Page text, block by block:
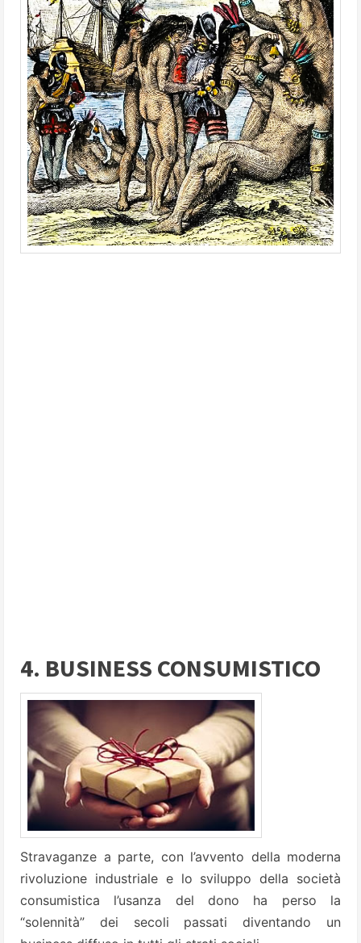
4. BUSINESS CONSUMISTICO
Stravaganze a parte, con l’avvento della moderna
rivoluzione industriale e lo sviluppo della società
consumistica l’usanza del dono ha perso la
“solennità” dei secoli passati diventando un